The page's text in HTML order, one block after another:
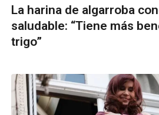
La harina de algarroba
saludable: “Tiene más
trigo”